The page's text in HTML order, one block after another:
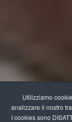
Utilizziamo
analizzare il nostro
I cookies sono